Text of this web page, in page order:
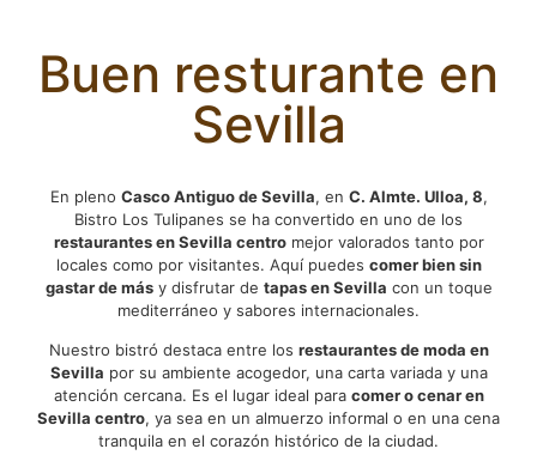
Buen resturante en
Sevilla
En pleno Casco Antiguo de Sevilla, en C. Almte. Ulloa, 8,
Bistro Los Tulipanes se ha convertido en uno de los
restaurantes en Sevilla centromejor valorados tanto por
locales como por visitantes. Aquí puedes comer bien sin
gastar de másy disfrutar de tapas en Sevilla con un toque
mediterráneo y sabores internacionales.
Nuestro bistró destaca entre los restaurantes de moda en
Sevilla por su ambiente acogedor, una carta variada y una
atención cercana. Es el lugar ideal para comer o cenar en
Sevilla centro, ya sea en un almuerzo informal o en una cena
tranquila en el corazón histórico de la ciudad.